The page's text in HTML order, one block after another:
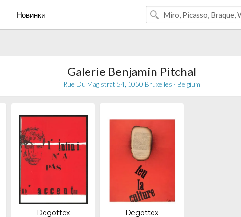
Новинки
Galerie Benjamin Pitchal
Rue Du Magistrat 54, 1050 Bruxelles - Belgium
Degottex Degottex